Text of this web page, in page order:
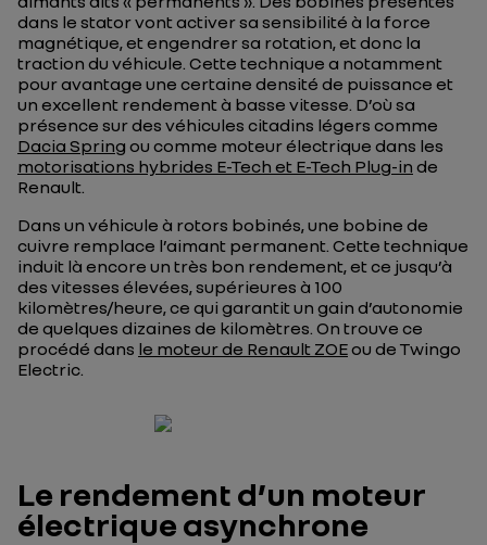
dans le stator vont activer sa sensibilité à la force
magnétique, et engendrer sa rotation, et donc la
traction du véhicule. Cette technique a notamment
pour avantage une certaine densité de puissance et
un excellent rendement à basse vitesse. D’où sa
présence sur des véhicules citadins légers comme
Dacia Spring ou comme moteur électrique dans les
motorisations hybrides E-Tech et E-Tech Plug-in de
Renault.
Dans un véhicule à rotors bobinés, une bobine de
cuivre remplace l’aimant permanent. Cette technique
induit là encore un très bon rendement, et ce jusqu’à
des vitesses élevées, supérieures à 100
kilomètres/heure, ce qui garantit un gain d’autonomie
de quelques dizaines de kilomètres. On trouve ce
procédé dans le moteur de Renault ZOEou de Twingo
Electric.
Le rendement d’un moteur
électrique asynchrone